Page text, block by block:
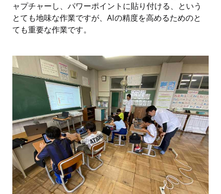
ャプチャーし、パワーポイントに貼り付ける、という
とても地味な作業ですが、AIの精度を高めるためのと
ても重要な作業です。